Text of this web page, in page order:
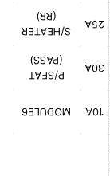
S/HEATER
(RR)
25A
P/SEAT
(PASS)
30A
MODULE6 10A